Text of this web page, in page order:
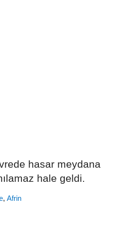
hasar meydana
hale geldi.
,Afrin